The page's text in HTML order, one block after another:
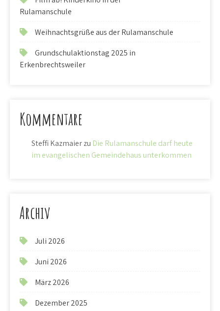
Rulamanschule
Weihnachtsgrüße aus der Rulamanschule
Grundschulaktionstag 2025 in
Erkenbrechtsweiler
Kommentare
Steffi Kazmaierzu Die Rulamanschule darf heute
im evangelischen Gemeindehaus unterkommen
Archiv
Juli 2026
Juni 2026
März 2026
Dezember 2025